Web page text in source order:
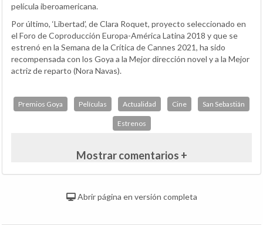
película iberoamericana.
Por último, ‘Libertad’, de Clara Roquet, proyecto seleccionado en
el Foro de Coproducción Europa-América Latina 2018 y que se
estrenó en la Semana de la Crítica de Cannes 2021, ha sido
recompensada con los Goya a la Mejor dirección novel y a la Mejor
actriz de reparto (Nora Navas).
Premios Goya Películas Actualidad Cine San Sebastián
Estrenos
Mostrar comentarios +
Abrir página en versión completa